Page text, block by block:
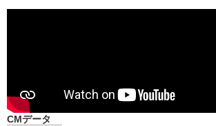
CMデータ